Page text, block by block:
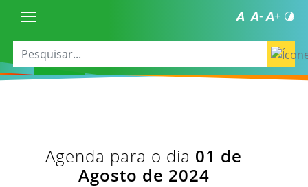
Agenda para o dia 01 de
Agosto de 2024